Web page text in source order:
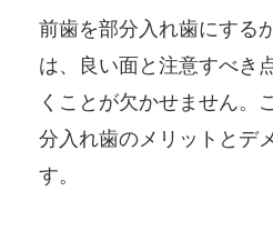
前歯を部分入れ歯にする
は、良い面と注意すべき
くことが欠かせません。
分入れ歯のメリットとデ
す。